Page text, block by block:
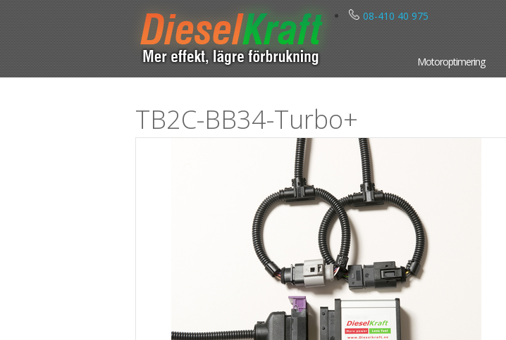
08-410 40 975
Motoroptimering
TB2C-BB34-Turbo+